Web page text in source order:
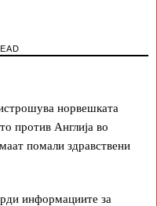
норвешката
против Англија во
помали здравствени
информациите за